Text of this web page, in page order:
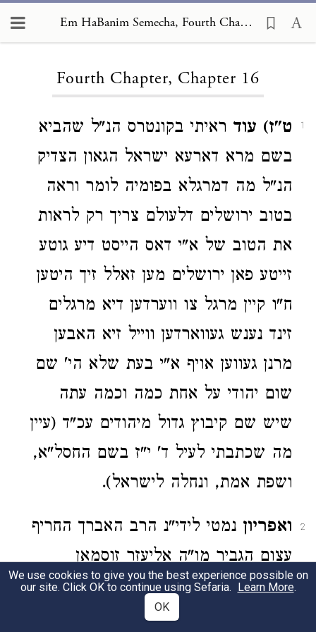
Em HaBanim Semecha, Fourth Chapter 16
Fourth Chapter, Chapter 16
1 ט"ז) עוד ראיתי בקונטרס הנ"ל שהביא
בשם מרא דארעא ישראל הגאון הצדיק
הנ"ל מה דמרגלא בפומיה לומר וראה
בטוב ירושלים דלעולם צריך רק לראות
את הטוב של א"י דאס הייסט דיע גוטע
זייטע פאן ירושלים מען זאלל זיך היטען
ח"ו קיין מרגל צו ווערדען דיא מרגלים
זינד נענש געווארדען ווייל זיא האבען
מרנן געווען אויף א"י בעת שלא הי' שם
שום יהודי על אחת כמה וכמה עתה
שיש שם קיבוץ גדול מיהודים עכ"ד (עיין
מה שכתבתי לעיל ד' י"ז בשם החסל"א,
ושפת אמת, ונחלה לישראל).
2 ואפריון נמטי לידי"נ הרב האברך החריף
עצום הגביר מו"ה אליעזר זוסמאן
שליט"א בן להגאון הצדיק מו"ה אפרים
פישל סופר ז"ל ראבדקקה"י דפה
We use cookies to give you the best experience possible on
our site. Click OK to continue using Sefaria. Learn More.
OK